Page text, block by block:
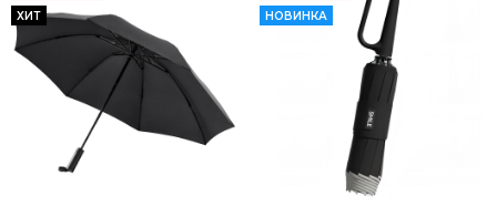
ХИТ
НОВИНКА